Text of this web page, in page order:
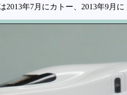
2013年7月にカトー、2013年9月